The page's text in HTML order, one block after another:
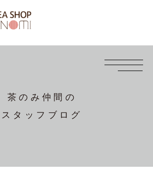
茶のみ仲間の
スタッフブログ